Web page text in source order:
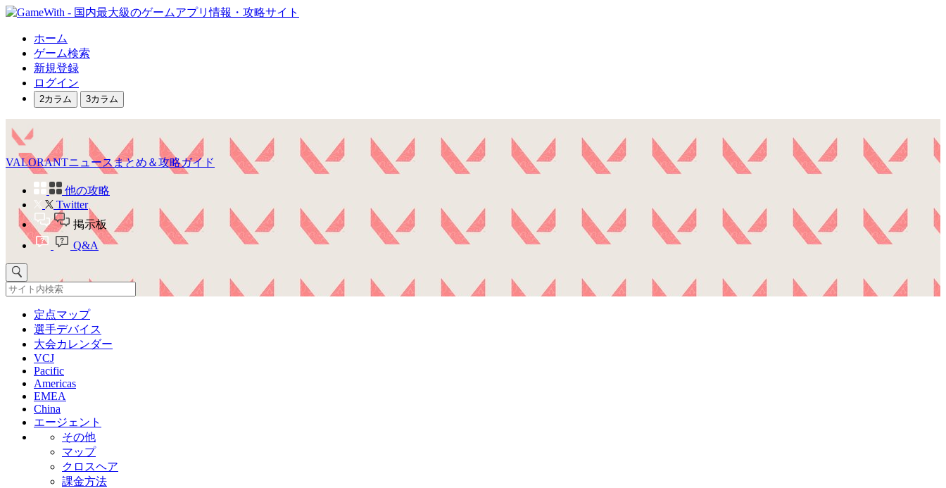
ホーム
ゲーム検索
新規登録
ログイン
2カラム 3カラム
VALORANTニュースまとめ＆攻略ガイド
他の攻略
Twitter
掲示板
Q&A
定点マップ
選手デバイス
大会カレンダー
VCJ
Pacific
Americas
EMEA
China
エージェント
その他
マップ
クロスヘア
課金方法